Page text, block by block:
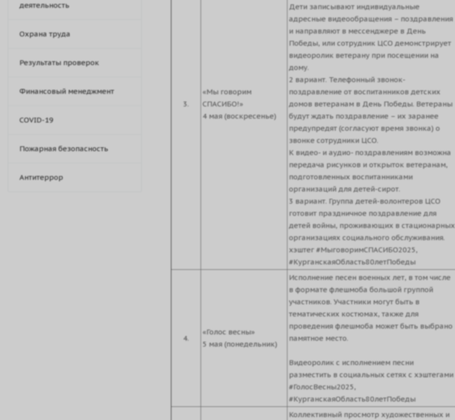
деятельность
Охрана труда
Результаты проверок
Финансовый менеджмент
COVID-19
Пожарная безопасность
Антитеррор
3.
«Мы говорим
СПАСИБО!»
4 мая (воскресенье)
Дети записывают индивидуальные
адресные видеообращения – поздравления
и направляют в мессенджере в День
Победы, или сотрудник ЦСО демонстрирует
видеоролик ветерану при посещении на
дому.
2 вариант. Телефонный звонок-
поздравление от воспитанников детских
домов ветеранам в День Победы. Ветераны
будут ждать поздравление – их заранее
предупредят (согласуют время звонка) о
звонке сотрудники ЦСО.
К видео- и аудио- поздравлениям возможна
передача рисунков и открыток ветеранам,
подготовленных воспитанниками
организаций для детей-сирот.
3 вариант. Группа детей-волонтеров ЦСО
готовит праздничное поздравление для
детей войны, проживающих в стационарных
организациях социального обслуживания.
хэштег #МыговоримСПАСИБО2025,
#КурганскаяОбласть80летПобеды
4.
«Голос весны»
5 мая (понедельник)
Исполнение песен военных лет, в том числе
в формате флешмоба большой группой
участников. Участники могут быть в
тематических костюмах, также для
проведения флешмоба может быть выбрано
памятное место.
Видеоролик с исполнением песни
разместить в социальных сетях с хэштегами
#ГолосВесны2025,
#КурганскаяОбласть80летПобеды
Коллективный просмотр художественных и